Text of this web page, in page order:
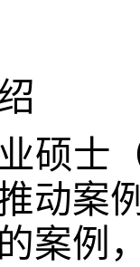
硕士
动案
案例